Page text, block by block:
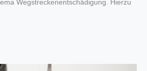
Wegstreckenentschädigung. Hierzu